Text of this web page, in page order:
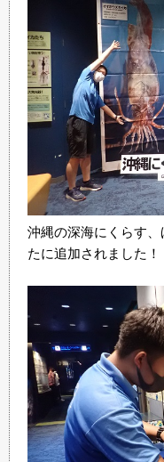
沖縄の深海にくらす
たに追加されました！